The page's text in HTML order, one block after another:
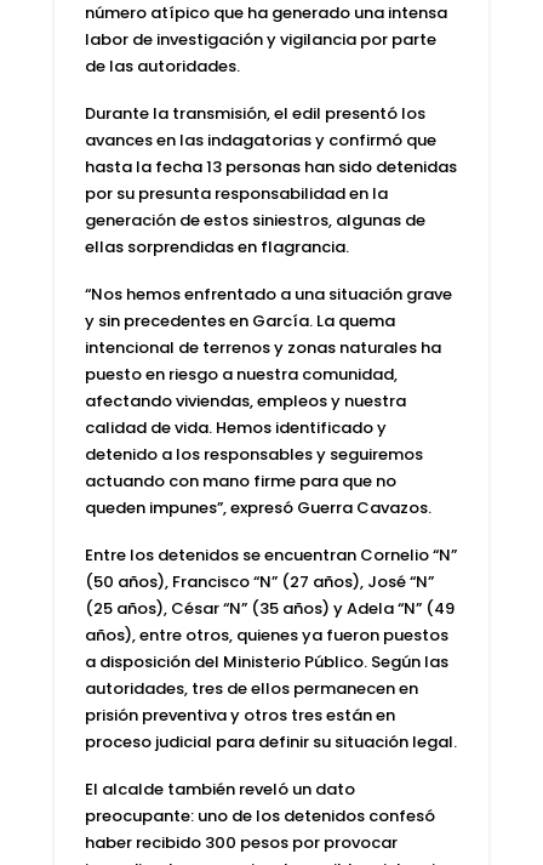
número atípico que ha generado una intensa
labor de investigación y vigilancia por parte
de las autoridades.
Durante la transmisión, el edil presentó los
avances en las indagatorias y confirmó que
hasta la fecha 13 personas han sido detenidas
por su presunta responsabilidad en la
generación de estos siniestros, algunas de
ellas sorprendidas en flagrancia.
“Nos hemos enfrentado a una situación grave
y sin precedentes en García. La quema
intencional de terrenos y zonas naturales ha
puesto en riesgo a nuestra comunidad,
afectando viviendas, empleos y nuestra
calidad de vida. Hemos identificado y
detenido a los responsables y seguiremos
actuando con mano firme para que no
queden impunes”, expresó Guerra Cavazos.
Entre los detenidos se encuentran Cornelio “N”
(50 años), Francisco “N” (27 años), José “N”
(25 años), César “N” (35 años) y Adela “N” (49
años), entre otros, quienes ya fueron puestos
a disposición del Ministerio Público. Según las
autoridades, tres de ellos permanecen en
prisión preventiva y otros tres están en
proceso judicial para definir su situación legal.
El alcalde también reveló un dato
preocupante: uno de los detenidos confesó
haber recibido 300 pesos por provocar